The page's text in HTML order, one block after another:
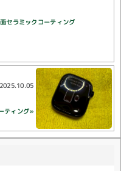
セラミックコーティング
2025.10.05
ティング»